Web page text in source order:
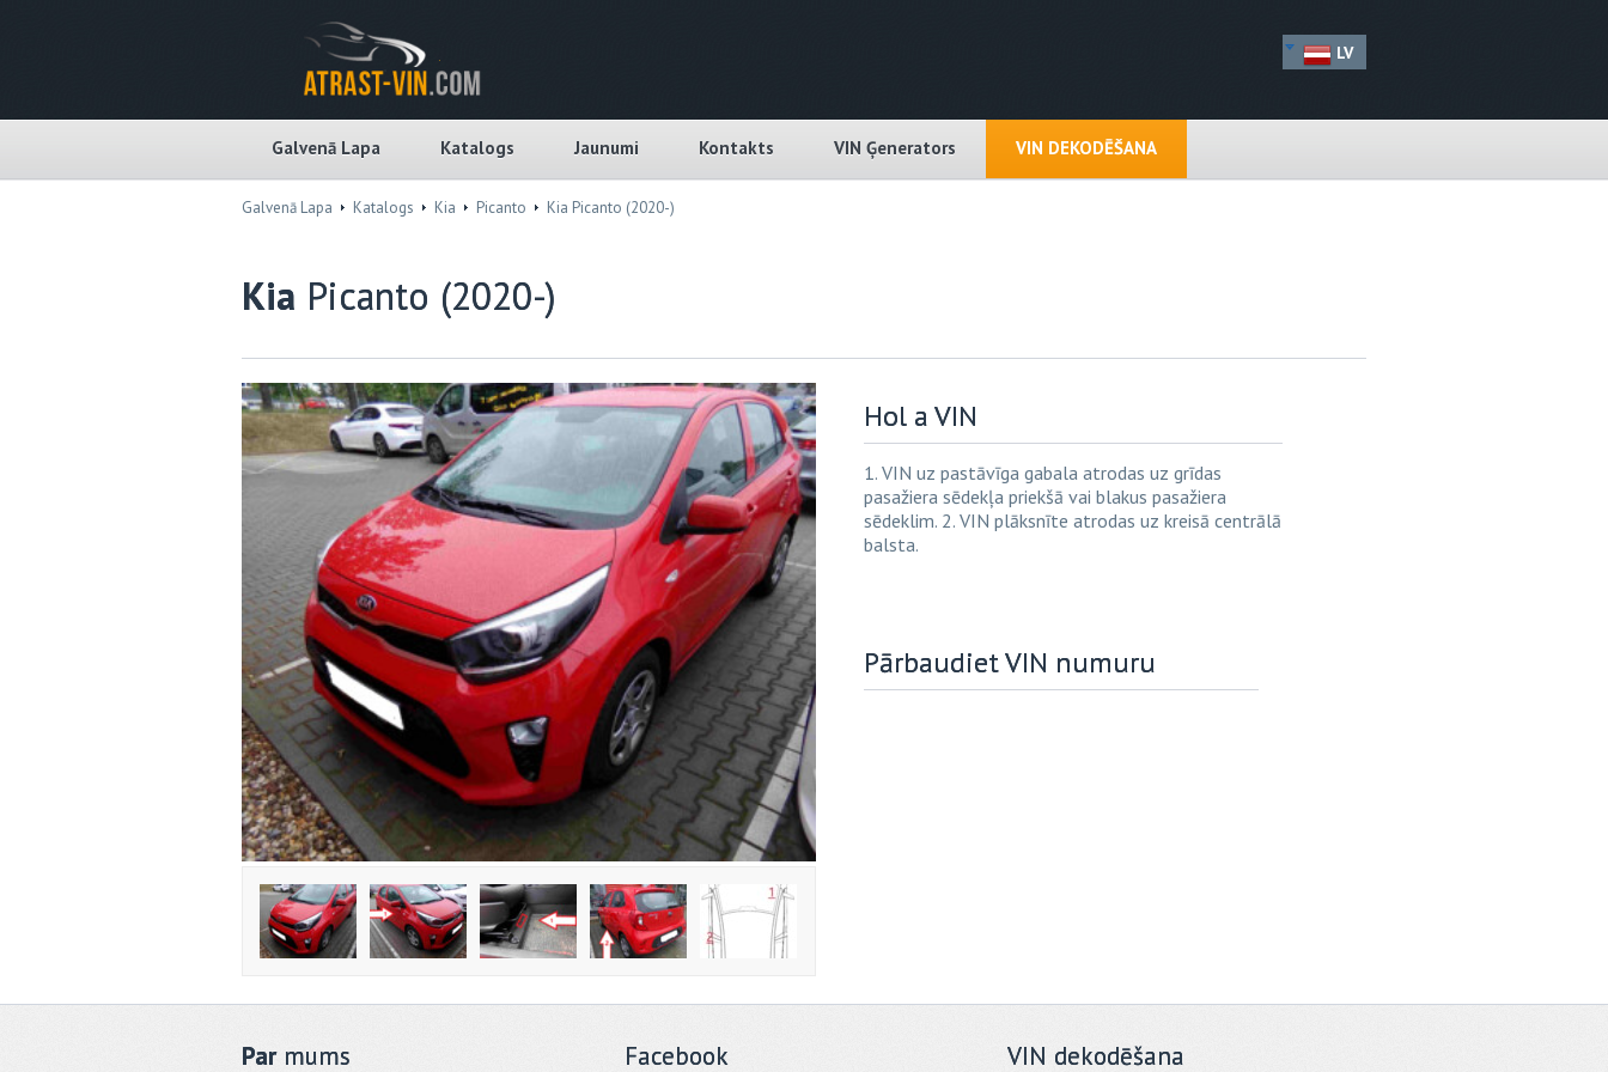
LV
Galvenā Lapa Katalogs Jaunumi Kontakts VIN Ģenerators VIN DEKODĒŠANA
Galvenā Lapa Katalogs Kia Picanto Kia Picanto (2020-)
Kia Picanto (2020-)
Hol a VIN
1. VIN uz pastāvīga gabala atrodas uz grīdas
pasažiera sēdekļa priekšā vai blakus pasažiera
sēdeklim. 2. VIN plāksnīte atrodas uz kreisā centrālā
balsta.
Pārbaudiet VIN numuru
Parmums Facebook VIN dekodēšana